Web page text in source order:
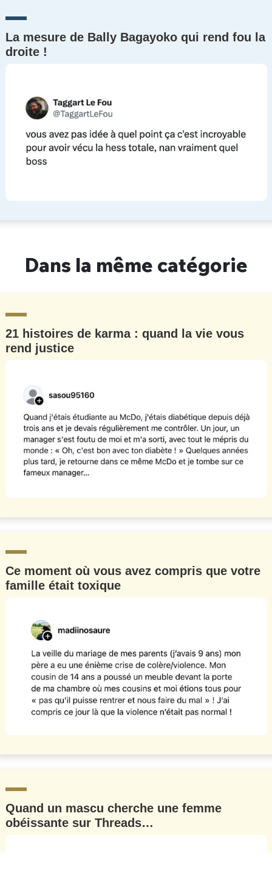
La mesure de Bally Bagayoko qui rend fou la
droite !
Dans la même catégorie
21 histoires de karma : quand la vie vous
rend justice
Ce moment où vous avez compris que votre
famille était toxique
Quand un mascu cherche une femme
obéissante sur Threads…